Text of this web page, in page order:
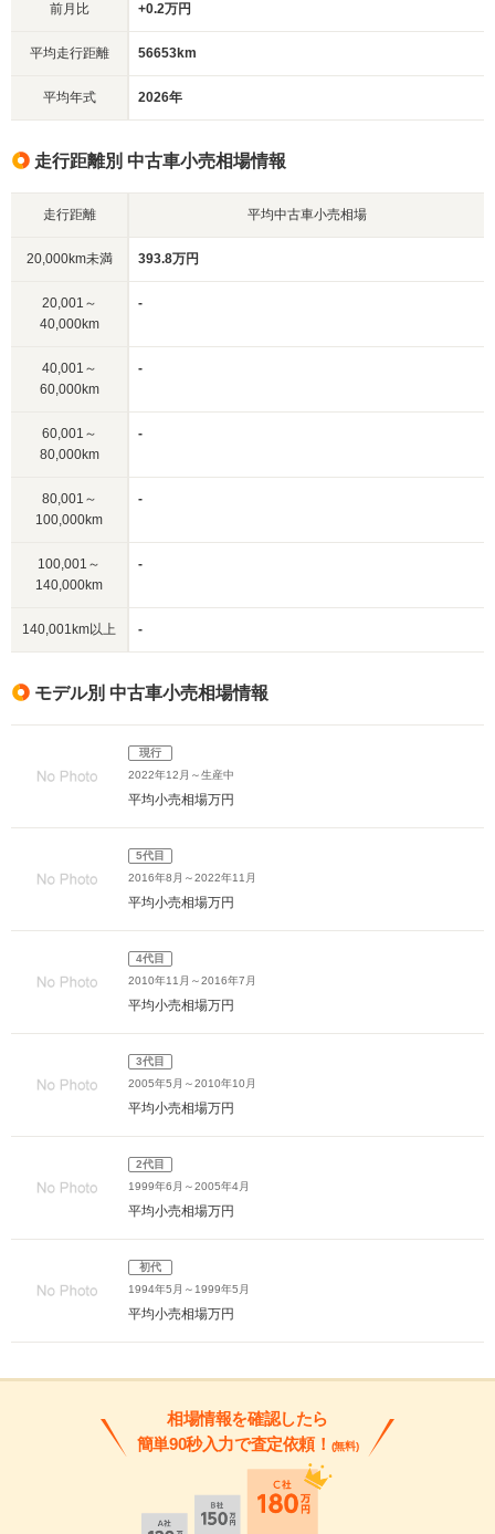
前月比 +0.2万円
平均走行距離 56653km
平均年式 2026年
走行距離別 中古車小売相場情報
走行距離 平均中古車小売相場
20,000km未満 393.8万円
20,001～
40,000km
-
40,001～
60,000km
-
60,001～
80,000km
-
80,001～
100,000km
-
100,001～
140,000km
-
140,001km以上 -
モデル別 中古車小売相場情報
現行
2022年12月～生産中
平均小売相場万円
5代目
2016年8月～2022年11月
平均小売相場万円
4代目
2010年11月～2016年7月
平均小売相場万円
3代目
2005年5月～2010年10月
平均小売相場万円
2代目
1999年6月～2005年4月
平均小売相場万円
初代
1994年5月～1999年5月
平均小売相場万円
相場情報を確認したら
簡単90秒入力で査定依頼！ (無料)